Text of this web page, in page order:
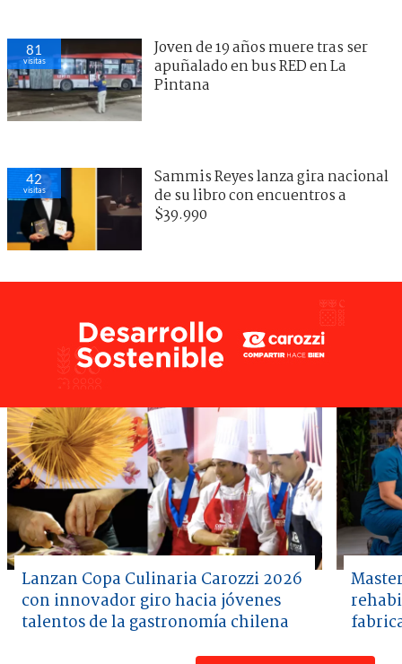
81
visitas
Joven de 19 años muere tras ser
apuñalado en bus RED en La
Pintana
42
visitas
Sammis Reyes lanza gira nacional
de su libro con encuentros a
$39.990
Lanzan Copa Culinaria Carozzi 2026
con innovador giro hacia jóvenes
talentos de la gastronomía chilena